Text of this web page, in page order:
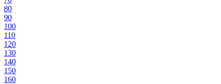
80
90
100
110
120
130
140
150
160